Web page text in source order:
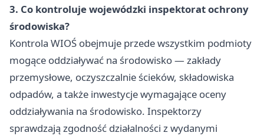
3. Co kontroluje wojewódzki inspektorat ochrony
środowiska?
Kontrola WIOŚ obejmuje przede wszystkim podmioty
mogące oddziaływać na środowisko — zakłady
przemysłowe, oczyszczalnie ścieków, składowiska
odpadów, a także inwestycje wymagające oceny
oddziaływania na środowisko. Inspektorzy
sprawdzają zgodność działalności z wydanymi